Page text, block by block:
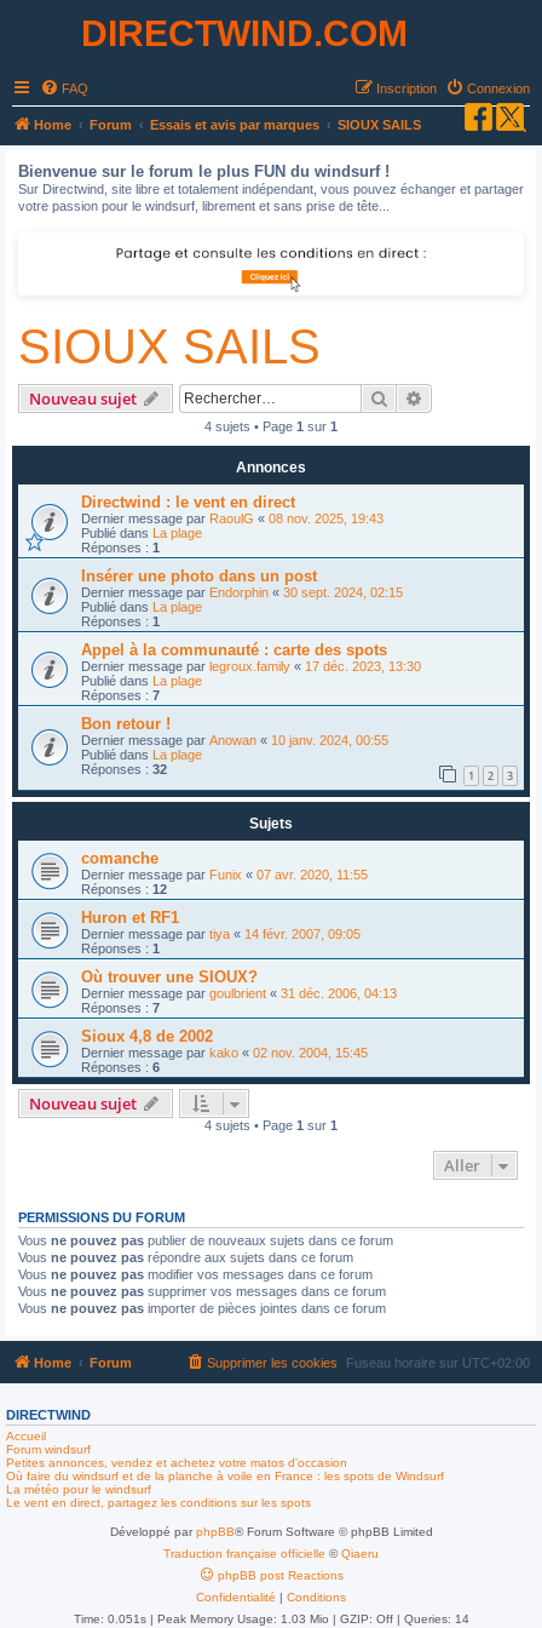
DIRECTWIND.COM
FAQ Connexion
Inscription
Home Forum Essais et avis par marques SIOUX SAILS
Bienvenue sur le forum le plus FUN du windsurf !
Sur Directwind, site libre et totalement indépendant, vous pouvez échanger et partager
votre passion pour le windsurf, librement et sans prise de tête...
SIOUX SAILS
Nouveau sujet Rechercher
4 sujets • Page 1 sur 1
Annonces
Directwind : le vent en direct
Dernier message par RaoulG « 08 nov. 2025, 19:43
Publié dans La plage
Réponses : 1
Insérer une photo dans un post
Dernier message par Endorphin « 30 sept. 2024, 02:15
Publié dans La plage
Réponses : 1
Appel à la communauté : carte des spots
Dernier message par legroux.family « 17 déc. 2023, 13:30
Publié dans La plage
Réponses : 7
Bon retour !
Dernier message par Anowan « 10 janv. 2024, 00:55
Publié dans La plage
Réponses : 32 1 2 3
Sujets
comanche
Dernier message par Funix « 07 avr. 2020, 11:55
Réponses : 12
Huron et RF1
Dernier message par tiya « 14 févr. 2007, 09:05
Réponses : 1
Où trouver une SIOUX?
Dernier message par goulbrient « 31 déc. 2006, 04:13
Réponses : 7
Sioux 4,8 de 2002
Dernier message par kako « 02 nov. 2004, 15:45
Réponses : 6
Nouveau sujet
4 sujets • Page 1 sur 1
Aller
PERMISSIONS DU FORUM
Vous ne pouvez pas publier de nouveaux sujets dans ce forum
Vous ne pouvez pas répondre aux sujets dans ce forum
Vous ne pouvez pas modifier vos messages dans ce forum
Vous ne pouvez pas supprimer vos messages dans ce forum
Vous ne pouvez pas importer de pièces jointes dans ce forum
Home Forum Fuseau horaire sur UTC+02:00
Supprimer les cookies
DIRECTWIND
Accueil
Forum windsurf
Petites annonces, vendez et achetez votre matos d'occasion
Où faire du windsurf et de la planche à voile en France : les spots de Windsurf
La météo pour le windsurf
Le vent en direct, partagez les conditions sur les spots
Développé parphpBB® Forum Software © phpBB Limited
Traduction française officielle ©Qiaeru
phpBB post Reactions
Confidentialité | Conditions
Time: 0.051s| Peak Memory Usage: 1.03 Mio | GZIP: Off | Queries: 14